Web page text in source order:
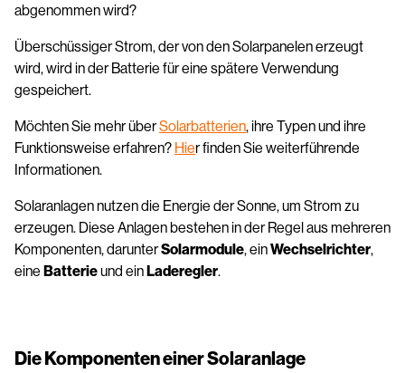
abgenommen wird?
Überschüssiger Strom, der von den Solarpanelen erzeugt
wird, wird in der Batterie für eine spätere Verwendung
gespeichert.
Möchten Sie mehr überSolarbatterien, ihre Typen und ihre
Funktionsweise erfahren? Hier finden Sie weiterführende
Informationen.
Solaranlagen nutzen die Energie der Sonne, um Strom zu
erzeugen. Diese Anlagen bestehen in der Regel aus mehreren
Komponenten, darunterSolarmodule, einWechselrichter,
eine Batterieund einLaderegler.
Die Komponenten einer Solaranlage